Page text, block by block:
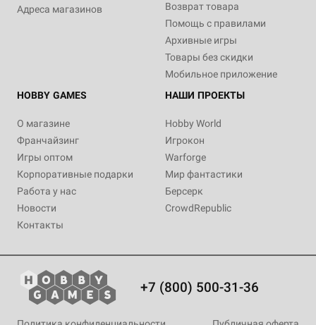
Адреса магазинов
Возврат товара
Помощь с правилами
Архивные игры
Товары без скидки
Мобильное приложение
HOBBY GAMES
О магазине
Франчайзинг
Игры оптом
Корпоративные подарки
Работа у нас
Новости
Контакты
НАШИ ПРОЕКТЫ
Hobby World
Игрокон
Warforge
Мир фантастики
Берсерк
CrowdRepublic
+7 (800) 500-31-36